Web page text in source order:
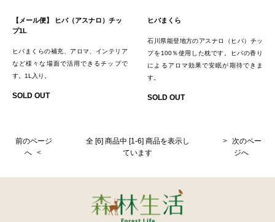
【メール便】 ヒバ（アスナロ）チッ
プ1L
ヒバまくらの補充、アロマ、インテリア
など様々な場面で活用できるチップで
す。1L入り。
SOLD OUT
ヒバまくら
石川県能登地方のアスナロ（ヒバ）チッ
プを100％使用した枕です。ヒバの香り
によるアロマ効果で安眠が期待できま
す。
SOLD OUT
前のページ
へ
全 [6] 商品中 [1-6] 商品を表示し
ています
次のペー
ジへ